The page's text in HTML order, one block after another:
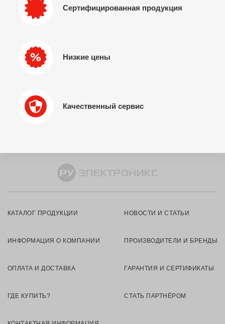
Сертифицированная продукция
Низкие цены
Качественный сервис
КАТАЛОГ ПРОДУКЦИИ НОВОСТИ И СТАТЬИ
ИНФОРМАЦИЯ О КОМПАНИИ ПРОИЗВОДИТЕЛИ И БРЕНДЫ
ОПЛАТА И ДОСТАВКА ГАРАНТИЯ И СЕРТИФИКАТЫ
ГДЕ КУПИТЬ? СТАТЬ ПАРТНЁРОМ